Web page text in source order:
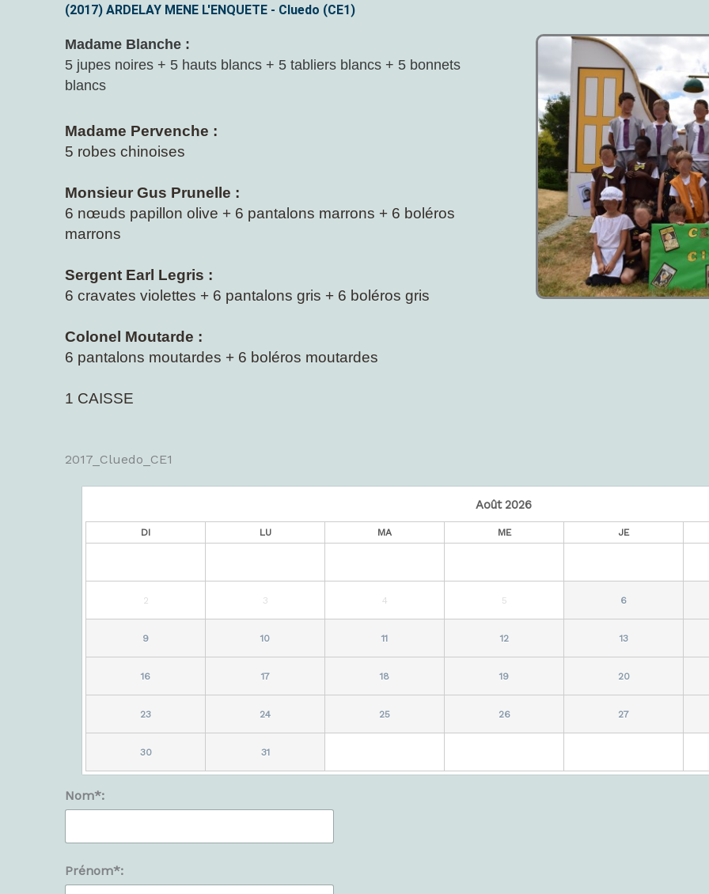
(2017) ARDELAY MENE L'ENQUETE - Cluedo (CE1)
Madame Blanche :
5 jupes noires + 5 hauts blancs + 5 tabliers blancs + 5 bonnets
blancs
Madame Pervenche :
5 robes chinoises
Monsieur Gus Prunelle :
6 nœuds papillon olive + 6 pantalons marrons + 6 boléros
marrons
Sergent Earl Legris :
6 cravates violettes + 6 pantalons gris + 6 boléros gris
Colonel Moutarde :
6 pantalons moutardes + 6 boléros moutardes
1 CAISSE
2017_Cluedo_CE1
Août 2026
DI LU MA ME JE
2 3 4 5 6
9 10 11 12 13
16 17 18 19 20
23 24 25 26 27
30 31
Nom*:
Prénom*:
MENE
Cluedo
(CE1)